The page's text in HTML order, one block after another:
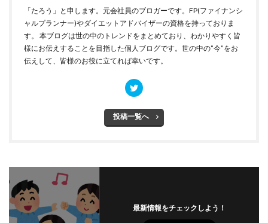
「たろう」と申します。元会社員のブロガーです。FP(ファイナンシ
ャルプランナー)やダイエットアドバイザーの資格を持っておりま
す。 本ブログは世の中のトレンドをまとめており、わかりやすく皆
様にお伝えすることを目指した個人ブログです。世の中の”今”をお
伝えして、皆様のお役に立てれば幸いです。
投稿一覧へ
最新情報をチェックしよう！